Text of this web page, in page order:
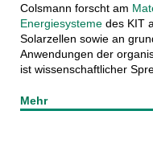
Colsmann forscht am
Energiesystemedes KIT
Solarzellen sowie an
Anwendungen der
ist wissenschaftlicher
Mehr